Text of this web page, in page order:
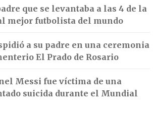
que se levantaba a las 4 de la
mejor futbolista del mundo
a su padre en una ceremonia
El Prado de Rosario
Messi fue víctima de una
suicida durante el Mundial